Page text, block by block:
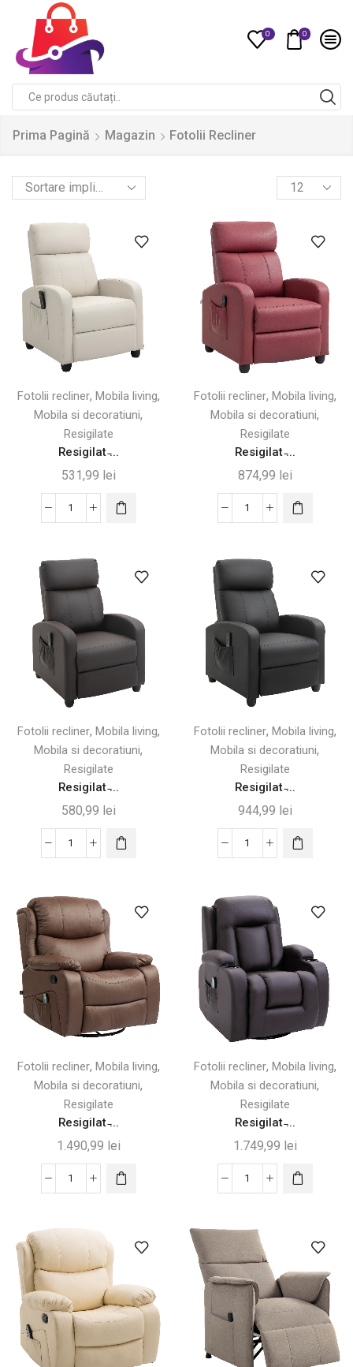
0 0
Prima Pagină Magazin Fotolii Recliner
Products
per
Fotolii recliner, Mobila living,
Mobila si decoratiuni,
Resigilate
Resigilat ̵...
531,99 lei
Cantitate
Fotoliu
de
Masaj
cu
Suport
pentru
Crem,
68x88x98cm
Desigilat
Fotolii recliner, Mobila living,
Mobila si decoratiuni,
Resigilate
Resigilat ̵...
874,99 lei
Cantitate
Fotoliu
de
Masaj
cu
Telecomandă
pentru
Picioare
Desigilat
Fotolii recliner, Mobila living,
Mobila si decoratiuni,
Resigilate
Resigilat ̵...
580,99 lei
Cantitate
Fotoliu
de
Masaj
Rabatabil
cu
Telecomandă
8
Programe
Desigilat
Fotolii recliner, Mobila living,
Mobila si decoratiuni,
Resigilate
Resigilat ̵...
944,99 lei
Cantitate
Fotoliu
de
Relaxare
cu
Masaj,
Telecomandă
Suport
pentru
Picioare
-
Desigilat
Fotolii recliner, Mobila living,
Mobila si decoratiuni,
Resigilate
Resigilat ̵...
1.490,99 lei
Cantitate
Fotoliu
Electric
cu
Masaj,
Telecomandă,
Maro
Fotolii recliner, Mobila living,
Mobila si decoratiuni,
Resigilate
Resigilat ̵...
1.749,99 lei
Cantitate
Fotoliu
Modern
de
Relaxare
cu
Masaj
și